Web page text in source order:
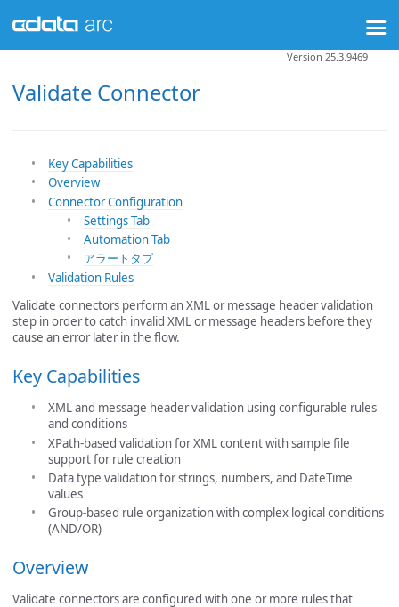
Validate Connector
Version 25.3.9469
Key Capabilities
Overview
Connector Configuration
Settings Tab
Automation Tab
アラートタブ
Validation Rules
Validate connectors perform an XML or message header validation
step in order to catch invalid XML or message headers before they
cause an error later in the flow.
Key Capabilities
XML and message header validation using configurable rules
and conditions
XPath-based validation for XML content with sample file
support for rule creation
Data type validation for strings, numbers, and DateTime
values
Group-based rule organization with complex logical conditions
(AND/OR)
Overview
Validate connectors are configured with one or more rules that